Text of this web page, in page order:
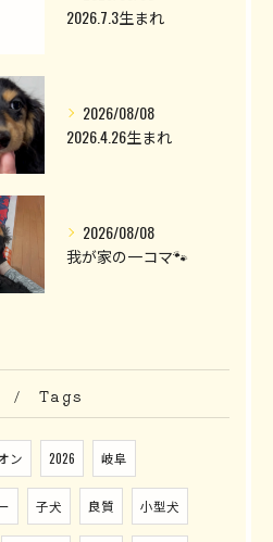
2026.7.3生まれ
2026/08/08
2026.4.26生まれ
2026/08/08
我が家の一コマ🐾
Tags
ン 2026 岐阜
子犬 良質 小型犬